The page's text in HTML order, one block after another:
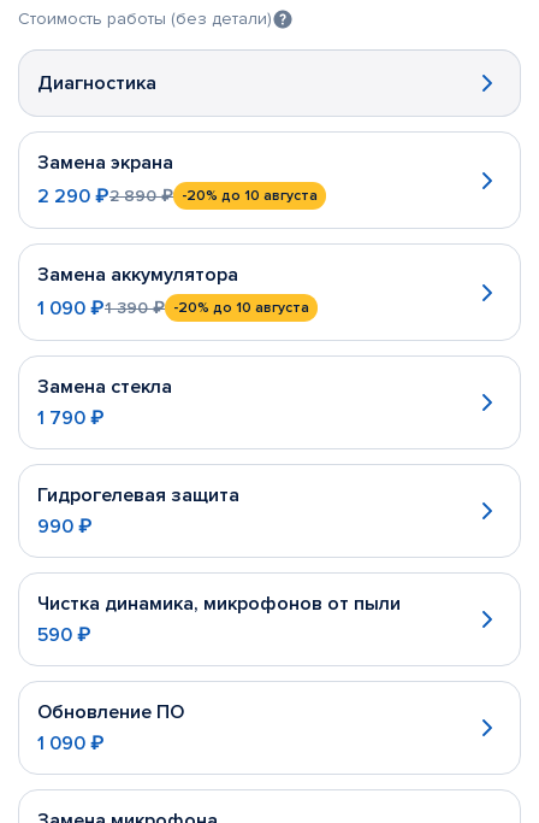
Стоимость работы (без детали)
Диагностика
Замена экрана
2 290 ₽2 890 ₽ -20% до 10 августа
Замена аккумулятора
1 090 ₽1 390 ₽ -20% до 10 августа
Замена стекла
1 790 ₽
Гидрогелевая защита
990 ₽
Чистка динамика, микрофонов от пыли
590 ₽
Обновление ПО
1 090 ₽